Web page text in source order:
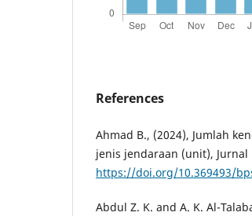
References
Ahmad B., (2024), Jumlah
jenis jendaraan (unit), Jurnal
https://doi.org/10.369493/
Abdul Z. K. and A. K. Al-